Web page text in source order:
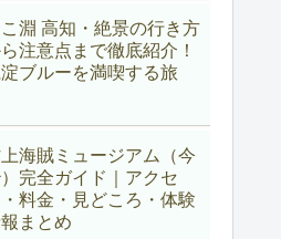
淵 高知・絶景の行き方
注意点まで徹底紹介！
ブルーを満喫する旅
海賊ミュージアム（今
完全ガイド｜アクセ
料金・見どころ・体験
まとめ